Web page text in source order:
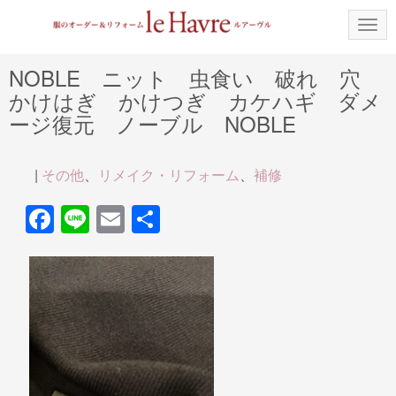
N
a
a
t
NOBLE ニット 虫食い 破れ 穴
かけはぎ かけつぎ カケハギ ダメ
ージ復元 ノーブル NOBLE
| その他、 リメイク・リフォーム、 補修
F
a
c
e
b
o
Li
n
e
E
m
ail
有